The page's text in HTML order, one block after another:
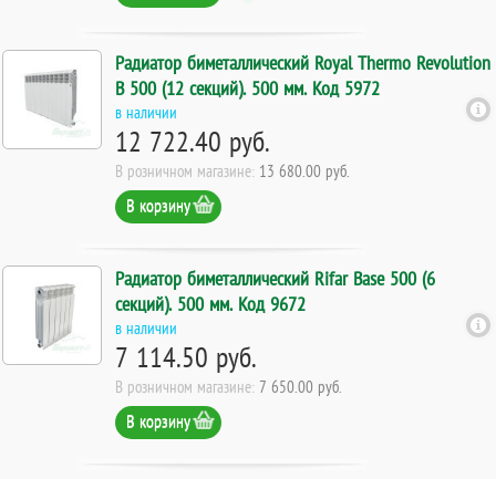
Радиатор биметаллический Royal Thermo Revolution
B 500 (12 секций). 500 мм. Код 5972
в наличии
12 722.40 руб.
В розничном магазине: 13 680.00 руб.
В корзину
Радиатор биметаллический Rifar Base 500 (6
секций). 500 мм. Код 9672
в наличии
7 114.50 руб.
В розничном магазине: 7 650.00 руб.
В корзину